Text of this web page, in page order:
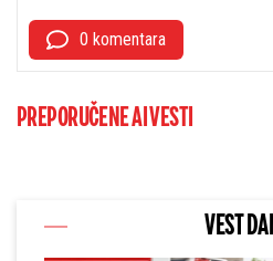
0 komentara
PREPORUČENE AI VESTI
VEST